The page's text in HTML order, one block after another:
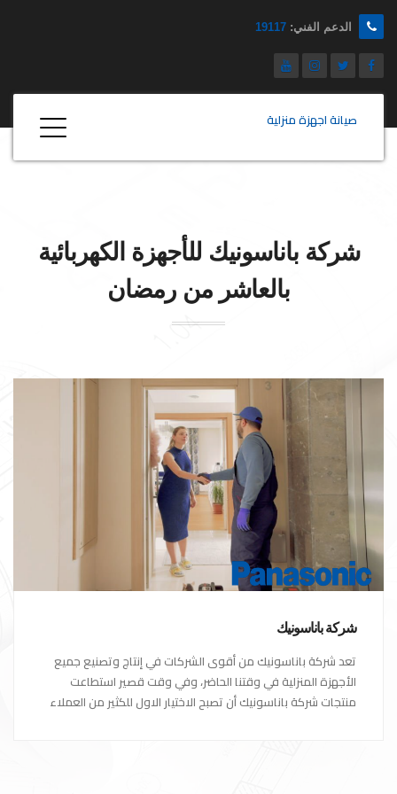
الدعم الفني: 19117
صيانة اجهزة منزلية
شركةباناسونيك للأجهزة الكهربائية
بالعاشر من رمضان
شركة باناسونيك
تعد شركة باناسونيك من أقوى الشركات في إنتاج وتصنيع جميع
الأجهزة المنزلية في وقتنا الحاضر، وفي وقت قصير استطاعت
منتجات شركة باناسونيك أن تصبح الاختيار الاول للكثير من العملاء